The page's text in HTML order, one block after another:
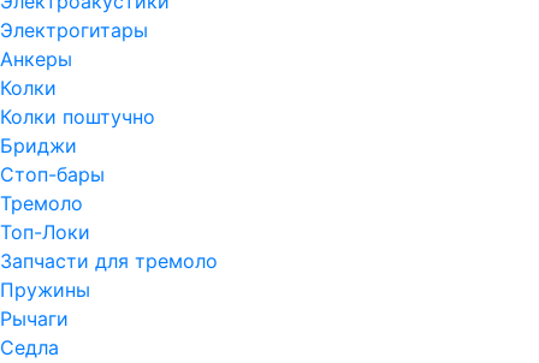
Электрогитары
Анкеры
Колки
Колки поштучно
Бриджи
Стоп-бары
Тремоло
Топ-Локи
Запчасти для тремоло
Пружины
Рычаги
Седла